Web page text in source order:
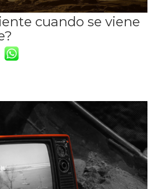
cuando se viene